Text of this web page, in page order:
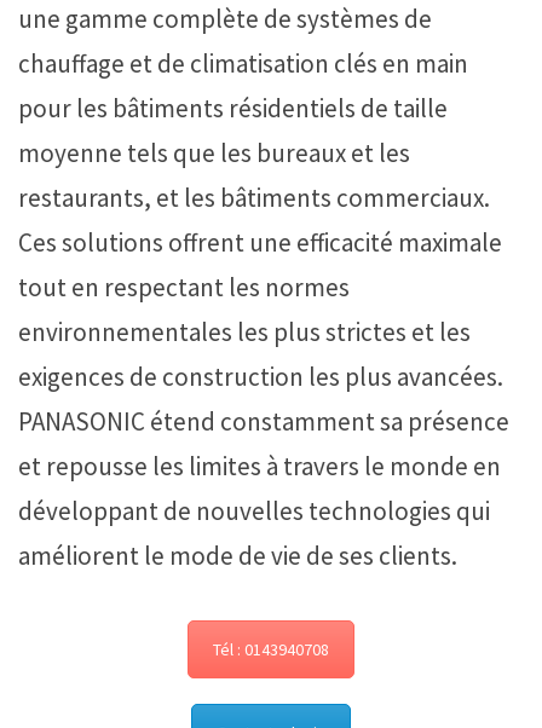
une gamme complète desystèmes de
chauffage etde climatisation clés en main
pour les bâtiments résidentiels de taille
moyenne tels que les bureauxet les
restaurants, et les bâtiments commerciaux.
Cessolutions offrent une efficacité maximale
touten respectant les normes
environnementales les plusstrictes et les
exigences de construction les plus avancées.
PANASONIC étend constammentsa présence
et repousse les limites à travers le monde en
développantde nouvelles technologies qui
améliorent le mode devie deses clients.
Tél : 0143940708